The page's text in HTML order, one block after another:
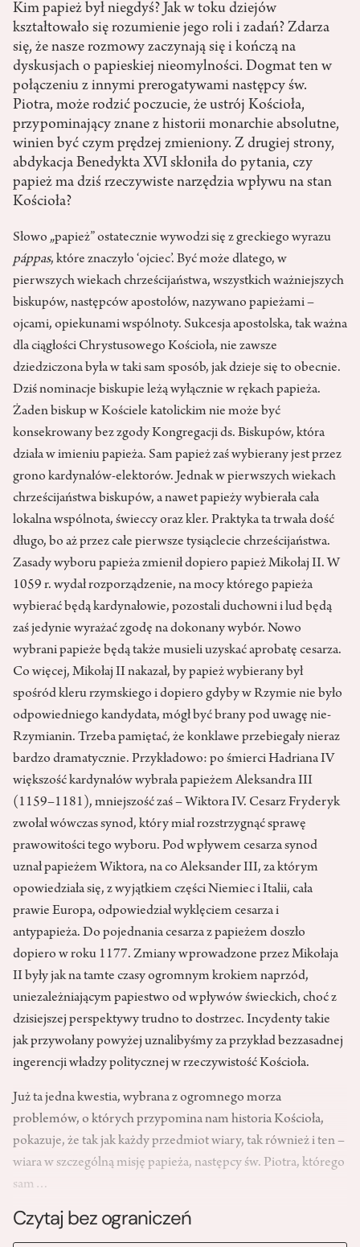
Kim papież był niegdyś? Jak w toku dziejów
kształtowało się rozumienie jego roli i zadań? Zdarza
się, że nasze rozmowy zaczynają się i kończą na
dyskusjach o papieskiej nieomylności. Dogmat ten w
połączeniu z innymi prerogatywami następcy św.
Piotra, może rodzić poczucie, że ustrój Kościoła,
przypominający znane z historii monarchie absolutne,
winien być czym prędzej zmieniony. Z drugiej strony,
abdykacja Benedykta XVI skłoniła do pytania, czy
papież ma dziś rzeczywiste narzędzia wpływu na stan
Kościoła?
Słowo „papież” ostatecznie wywodzi się z greckiego wyrazu
páppas, które znaczyło ‘ojciec’. Być może dlatego, w
pierwszych wiekach chrześcijaństwa, wszystkich ważniejszych
biskupów, następców apostołów, nazywano papieżami –
ojcami, opiekunami wspólnoty. Sukcesja apostolska, tak ważna
dla ciągłości Chrystusowego Kościoła, nie zawsze
dziedziczona była w taki sam sposób, jak dzieje się to obecnie.
Dziś nominacje biskupie leżą wyłącznie w rękach papieża.
Żaden biskup w Kościele katolickim nie może być
konsekrowany bez zgody Kongregacji ds. Biskupów, która
działa w imieniu papieża. Sam papież zaś wybierany jest przez
grono kardynałów-elektorów. Jednak w pierwszych wiekach
chrześcijaństwa biskupów, a nawet papieży wybierała cała
lokalna wspólnota, świeccy oraz kler. Praktyka ta trwała dość
długo, bo aż przez całe pierwsze tysiąclecie chrześcijaństwa.
Zasady wyboru papieża zmienił dopiero papież Mikołaj II. W
1059 r. wydał rozporządzenie, na mocy którego papieża
wybierać będą kardynałowie, pozostali duchowni i lud będą
zaś jedynie wyrażać zgodę na dokonany wybór. Nowo
wybrani papieże będą także musieli uzyskać aprobatę cesarza.
Co więcej, Mikołaj II nakazał, by papież wybierany był
spośród kleru rzymskiego i dopiero gdyby w Rzymie nie było
odpowiedniego kandydata, mógł być brany pod uwagę nie-
Rzymianin. Trzeba pamiętać, że konklawe przebiegały nieraz
bardzo dramatycznie. Przykładowo: po śmierci Hadriana IV
większość kardynałów wybrała papieżem Aleksandra III
(1159–1181), mniejszość zaś – Wiktora IV. Cesarz Fryderyk
zwołał wówczas synod, który miał rozstrzygnąć sprawę
prawowitości tego wyboru. Pod wpływem cesarza synod
uznał papieżem Wiktora, na co Aleksander III, za którym
opowiedziała się, z wyjątkiem części Niemiec i Italii, cała
prawie Europa, odpowiedział wyklęciem cesarza i
antypapieża. Do pojednania cesarza z papieżem doszło
dopiero w roku 1177. Zmiany wprowadzone przez Mikołaja
II były jak na tamte czasy ogromnym krokiem naprzód,
uniezależniającym papiestwo od wpływów świeckich, choć z
dzisiejszej perspektywy trudno to dostrzec. Incydenty takie
jak przywołany powyżej uznalibyśmy za przykład bezzasadnej
ingerencji władzy politycznej w rzeczywistość Kościoła.
Już ta jedna kwestia, wybrana z ogromnego morza
problemów, o których przypomina nam historia Kościoła,
pokazuje, że tak jak każdy przedmiot wiary, tak również i ten –
wiara w szczególną misję papieża, następcy św. Piotra, którego
sam…
Czytaj bez ograniczeń